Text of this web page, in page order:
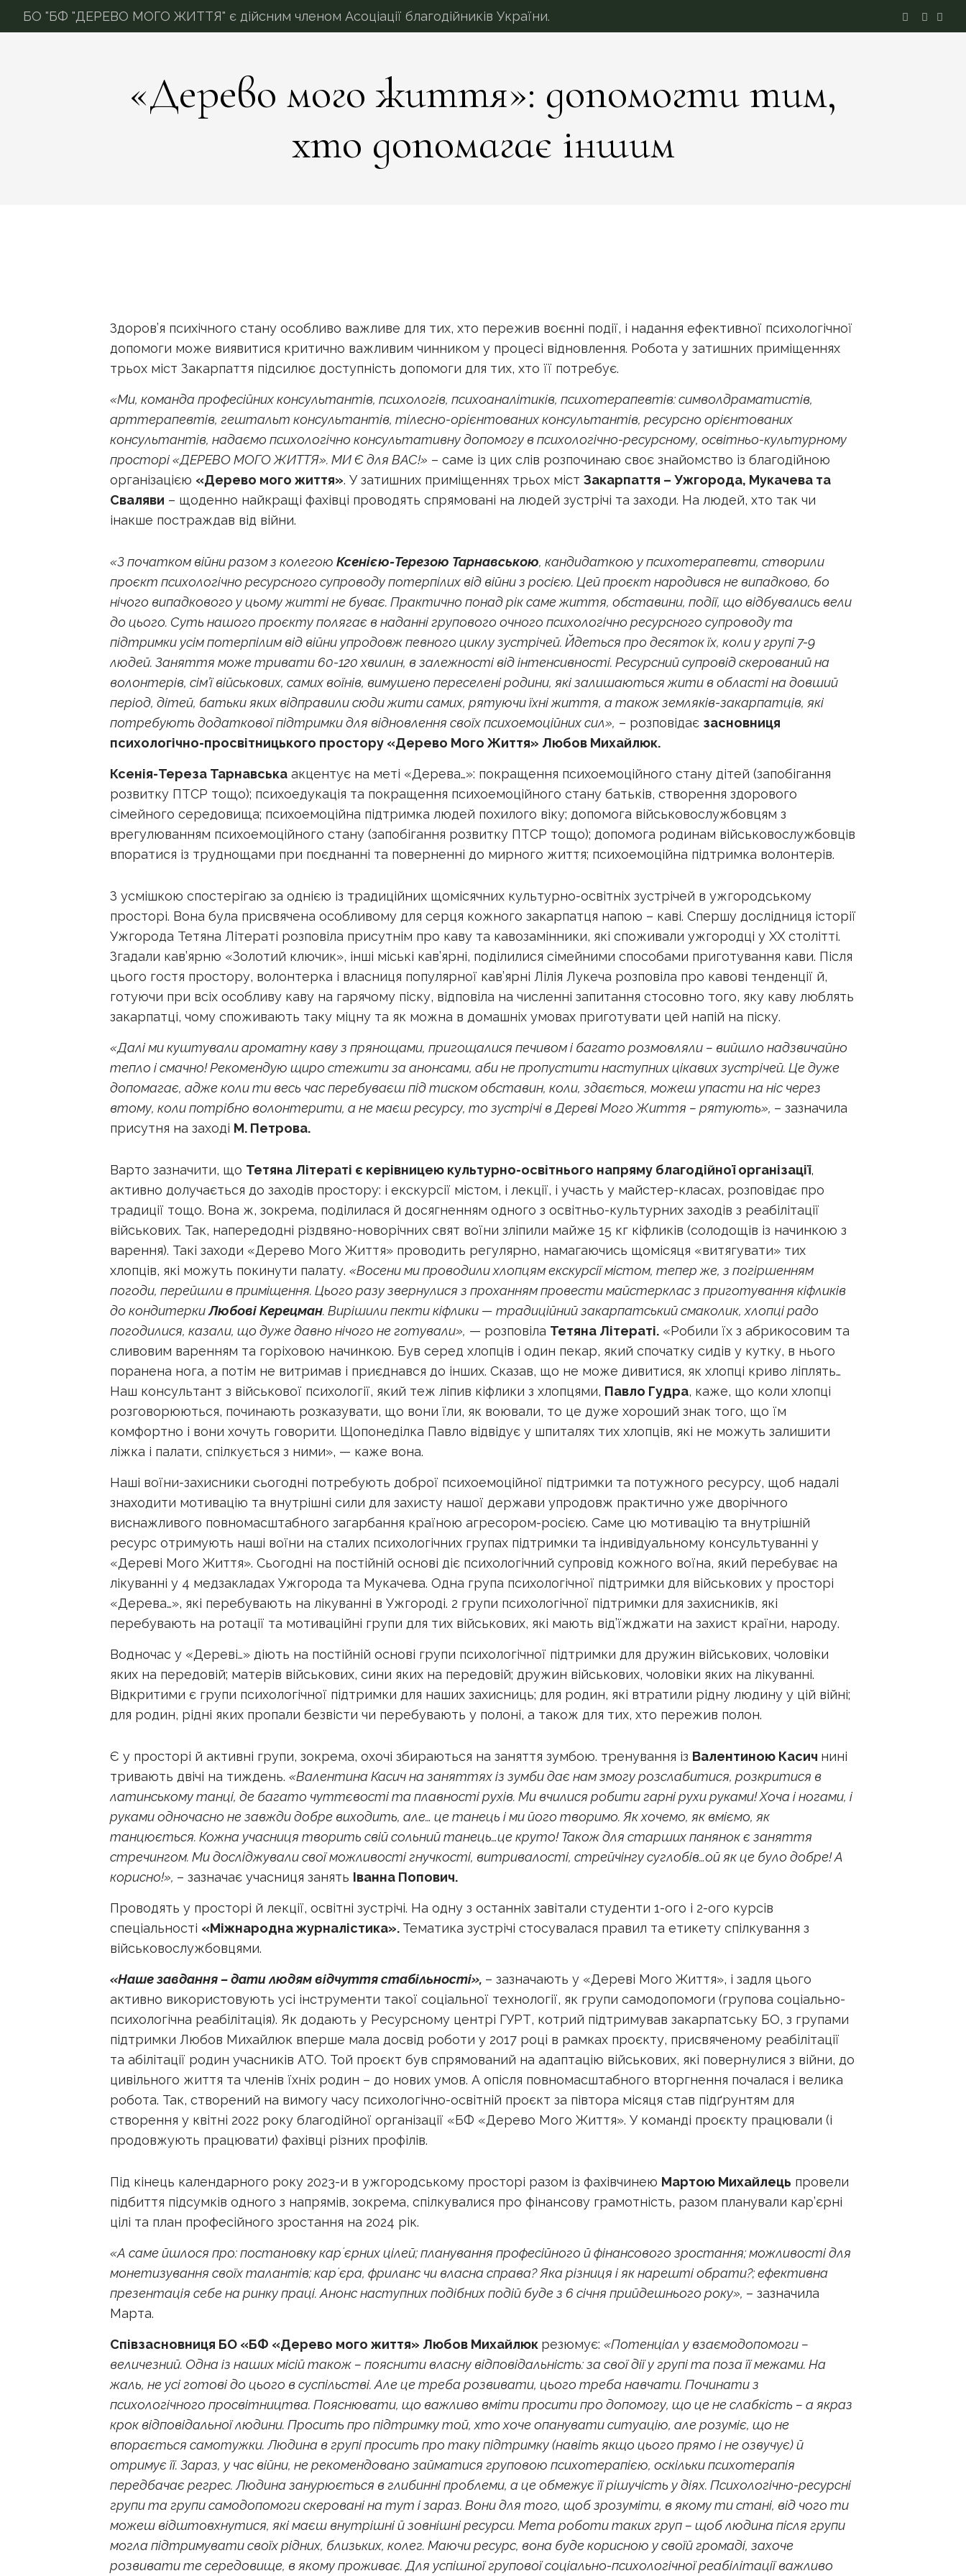
БО "БФ "ДЕРЕВО МОГО ЖИТТЯ" є дійсним членом Асоціації благодійників України.
«Дерево мого життя»: допомогти тим,
хто допомагає іншим
Здоров’я психічного стану особливо важливе для тих, хто пережив воєнні події, і надання ефективної психологічної
допомоги може виявитися критично важливим чинником у процесі відновлення. Робота у затишних приміщеннях
трьох міст Закарпаття підсилює доступність допомоги для тих, хто її потребує.
«Ми, команда професійних консультантів, психологів, психоаналітиків, психотерапевтів: символдраматистів,
арттерапевтів, гештальт консультантів, тілесно-орієнтованих консультантів, ресурсно орієнтованих
консультантів, надаємо психологічно консультативну допомогу в психологічно-ресурсному, освітньо-культурному
просторі «ДЕРЕВО МОГО ЖИТТЯ». МИ Є для ВАС!» – саме із цих слів розпочинаю своє знайомство із благодійною
організацією «Дерево мого життя». У затишних приміщеннях трьох міст Закарпаття – Ужгорода, Мукачева та
Сваляви – щоденно найкращі фахівці проводять спрямовані на людей зустрічі та заходи. На людей, хто так чи
інакше постраждав від війни.
«З початком війни разом з колегою Ксенією-Терезою Тарнавською, кандидаткою у психотерапевти, створили
проєкт психологічно ресурсного супроводу потерпілих від війни з росією. Цей проєкт народився не випадково, бо
нічого випадкового у цьому житті не буває. Практично понад рік саме життя, обставини, події, що відбувались вели
до цього. Суть нашого проєкту полягає в наданні групового очного психологічно ресурсного супроводу та
підтримки усім потерпілим від війни упродовж певного циклу зустрічей. Йдеться про десяток їх, коли у групі 7-9
людей. Заняття може тривати 60-120 хвилин, в залежності від інтенсивності. Ресурсний супровід скерований на
волонтерів, сім’ї військових, самих воїнів, вимушено переселені родини, які залишаються жити в області на довший
період, дітей, батьки яких відправили сюди жити самих, рятуючи їхні життя, а також земляків-закарпатців, які
потребують додаткової підтримки для відновлення своїх психоемоційних сил», – розповідає засновниця
психологічно-просвітницького простору «Дерево Мого Життя» Любов Михайлюк.
Ксенія-Тереза Тарнавськаакцентує на меті «Дерева…»: покращення психоемоційного стану дітей (запобігання
розвитку ПТСР тощо); психоедукація та покращення психоемоційного стану батьків, створення здорового
сімейного середовища; психоемоційна підтримка людей похилого віку; допомога військовослужбовцям з
врегулюванням психоемоційного стану (запобігання розвитку ПТСР тощо); допомога родинам військовослужбовців
впоратися із труднощами при поєднанні та поверненні до мирного життя; психоемоційна підтримка волонтерів.
З усмішкою спостерігаю за однією із традиційних щомісячних культурно-освітніх зустрічей в ужгородському
просторі. Вона була присвячена особливому для серця кожного закарпатця напою – каві. Спершу дослідниця історії
Ужгорода Тетяна Літераті розповіла присутнім про каву та кавозамінники, які споживали ужгородці у ХХ столітті.
Згадали кав’ярню «Золотий ключик», інші міські кав’ярні, поділилися сімейними способами приготування кави. Після
цього гостя простору, волонтерка і власниця популярної кав’ярні Лілія Лукеча розповіла про кавові тенденції й,
готуючи при всіх особливу каву на гарячому піску, відповіла на численні запитання стосовно того, яку каву люблять
закарпатці, чому споживають таку міцну та як можна в домашніх умовах приготувати цей напій на піску.
«Далі ми куштували ароматну каву з прянощами, пригощалися печивом і багато розмовляли – вийшло надзвичайно
тепло і смачно! Рекомендую щиро стежити за анонсами, аби не пропустити наступних цікавих зустрічей. Це дуже
допомагає, адже коли ти весь час перебуваєш під тиском обставин, коли, здається, можеш упасти на ніс через
втому, коли потрібно волонтерити, а не маєш ресурсу, то зустрічі в Дереві Мого Життя – рятують», – зазначила
присутня на заході М. Петрова.
Варто зазначити, що Тетяна Літераті є керівницею культурно-освітнього напряму благодійної організації,
активно долучається до заходів простору: і екскурсії містом, і лекції, і участь у майстер-класах, розповідає про
традиції тощо. Вона ж, зокрема, поділилася й досягненням одного з освітньо-культурних заходів з реабілітації
військових. Так, напередодні різдвяно-новорічних свят воїни зліпили майже 15 кг кіфликів (солодощів із начинкою з
варення). Такі заходи «Дерево Мого Життя» проводить регулярно, намагаючись щомісяця «витягувати» тих
хлопців, які можуть покинути палату. «Восени ми проводили хлопцям екскурсії містом, тепер же, з погіршенням
погоди, перейшли в приміщення. Цього разу звернулися з проханням провести майстерклас з приготування кіфликів
до кондитеркиЛюбові Керецман. Вирішили пекти кіфлики — традиційний закарпатський смаколик, хлопці радо
погодилися, казали, що дуже давно нічого не готували», — розповіла Тетяна Літераті.«Робили їх з абрикосовим та
сливовим варенням та горіховою начинкою. Був серед хлопців і один пекар, який спочатку сидів у кутку, в нього
поранена нога, а потім не витримав і приєднався до інших. Сказав, що не може дивитися, як хлопці криво ліплять…
Наш консультант з військової психології, який теж ліпив кіфлики з хлопцями, Павло Гудра, каже, що коли хлопці
розговорюються, починають розказувати, що вони їли, як воювали, то це дуже хороший знак того, що їм
комфортно і вони хочуть говорити. Щопонеділка Павло відвідує у шпиталях тих хлопців, які не можуть залишити
ліжка і палати, спілкується з ними», — каже вона.
Наші воїни-захисники сьогодні потребують доброї психоемоційної підтримки та потужного рecурсу, щоб надалі
знаходити мотивацію та внутрішні сили для захисту нашої держави упродовж практично уже дворічного
виснажливого повномасштабного загарбання країною агресором-росією. Саме цю мотивацію та внутрішній
ресурс отримують наші воїни на сталих психологічних групах підтримки та індивідуальному консультуванні у
«Дереві Мого Життя». Сьогодні на постійній основі діє психологічний супровід кожного воїна, який перебуває на
лікуванні у 4 медзакладах Ужгорода та Мукачева. Одна група психологічної підтримки для військових у просторі
«Дерева…», які перебувають на лікуванні в Ужгороді. 2 групи психологічної підтримки для захисників, які
перебувають на ротації та мотиваційні групи для тих військових, які мають від’їжджати на захист країни, народу.
Водночас у «Дереві…» діють на постійній основі групи психологічної підтримки для дружин військових, чоловіки
яких на передовій; матерів військових, сини яких на передовій; дружин військових, чоловіки яких на лікуванні.
Відкритими є групи психологічної підтримки для наших захисниць; для родин, які втратили рідну людину у цій війні;
для родин, рідні яких пропали безвісти чи перебувають у полоні, а також для тих, хто пережив полон.
Є у просторі й активні групи, зокрема, охочі збираються на заняття зумбою. тренування із Валентиною Касич нині
тривають двічі на тиждень. «Валентина Касич на заняттях із зумби дає нам змогу розслабитися, розкритися в
латинському танці, де багато чуттєвості та плавності рухів. Ми вчилися робити гарні рухи руками! Хоча і ногами, і
руками одночасно не завжди добре виходить, але… це танець і ми його творимо. Як хочемо, як вміємо, як
танцюється. Кожна учасниця творить свій сольний танець…це круто! Також для старших панянок є заняття
стречингом. Ми досліджували свої можливості гнучкості, витривалості, стрейчінгу суглобів…ой як це було добре! А
корисно!», – зазначає учасниця занять Іванна Попович.
Проводять у просторі й лекції, освітні зустрічі. На одну з останніх завітали студенти 1-ого і 2-ого курсів
спеціальності «Міжнародна журналістика». Тематика зустрічі стосувалася правил та етикету спілкування з
військовослужбовцями.
«Наше завдання – дати людям відчуття стабільності», – зазначають у «Дереві Мого Життя», і задля цього
активно використовують усі інструменти такої соціальної технології, як групи самодопомоги (групова соціально-
психологічна реабілітація). Як додають у Ресурсному центрі ГУРТ, котрий підтримував закарпатську БО, з групами
підтримки Любов Михайлюк вперше мала досвід роботи у 2017 році в рамках проєкту, присвяченому реабілітації
та абілітації родин учасників АТО. Той проєкт був спрямований на адаптацію військових, які повернулися з війни, до
цивільного життя та членів їхніх родин – до нових умов. А опісля повномасштабного вторгнення почалася і велика
робота. Так, створений на вимогу часу психологічно-освітній проєкт за півтора місяця став підґрунтям для
створення у квітні 2022 року благодійної організації «БФ «Дерево Мого Життя». У команді проєкту працювали (і
продовжують працювати) фахівці різних профілів.
Під кінець календарного року 2023-и в ужгородському просторі разом із фахівчинею Мартою Михайлець провели
підбиття підсумків одного з напрямів, зокрема, спілкувалися про фінансову грамотність, разом планували кар’єрні
цілі та план професійного зростання на 2024 рік.
«А саме йшлося про: постановку карʼєрних цілей; планування професійного й фінансового зростання; можливості для
монетизування своїх талантів; карʼєра, фриланс чи власна справа? Яка різниця і як нарешті обрати?; ефективна
презентація себе на ринку праці. Анонс наступних подібних подій буде з 6 січня прийдешнього року», – зазначила
Марта.
Співзасновниця БО «БФ «Дерево мого життя» Любов Михайлюк резюмує: «Потенціал у взаємодопомоги –
величезний. Одна із наших місій також – пояснити власну відповідальність: за свої дії у групі та поза її межами. На
жаль, не усі готові до цього в суспільстві. Але це треба розвивати, цього треба навчати. Починати з
психологічного просвітництва. Пояснювати, що важливо вміти просити про допомогу, що це не слабкість – а якраз
крок відповідальної людини. Просить про підтримку той, хто хоче опанувати ситуацію, але розуміє, що не
впорається самотужки. Людина в групі просить про таку підтримку (навіть якщо цього прямо і не озвучує) й
отримує її. Зараз, у час війни, не рекомендовано займатися груповою психотерапією, оскільки психотерапія
передбачає регрес. Людина занурюється в глибинні проблеми, а це обмежує її рішучість у діях. Психологічно-ресурсні
групи та групи самодопомоги скеровані на тут і зараз. Вони для того, щоб зрозуміти, в якому ти стані, від чого ти
можеш відштовхнутися, які маєш внутрішні й зовнішні ресурси. Мета роботи таких груп – щоб людина після групи
могла підтримувати своїх рідних, близьких, колег. Маючи ресурс, вона буде корисною у своїй громаді, захоче
розвивати те середовище, в якому проживає. Для успішної групової соціально-психологічної реабілітації важливо